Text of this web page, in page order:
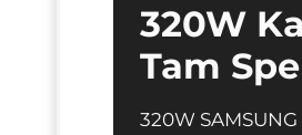
320W
Tam
320W SAMSUNG